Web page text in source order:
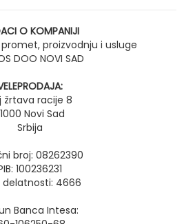
O KOMPANIJI
promet, proizvodnju i usluge
DOO NOVI SAD
žrtava racije 8
Novi Sad
Srbija
broj: 08262390
100236231
delatnosti: 4666
Banca Intesa: